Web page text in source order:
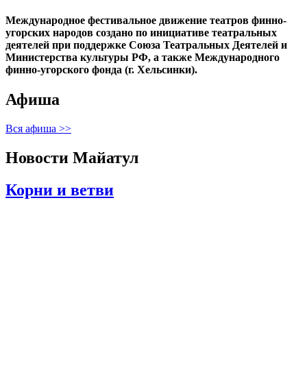
Международное фестивальное движение театров финно-
угорских народов создано по инициативе театральных
деятелей при поддержке Союза Театральных Деятелей и
Министерства культуры РФ, а также Международного
финно-угорского фонда (г. Хельсинки).
Афиша
Вся афиша >>
Новости Майатул
Корни и ветви